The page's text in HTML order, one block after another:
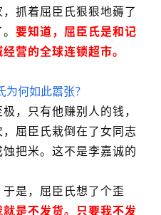
抓着屈臣氏狠狠地薅了
要知道，屈臣氏是和记
营的全球连锁超市。
，只有他赚别人的钱，
屈臣氏栽倒在了女同志
把米。这不是李嘉诚的
是，屈臣氏想了个歪
是不发货。只要我不发